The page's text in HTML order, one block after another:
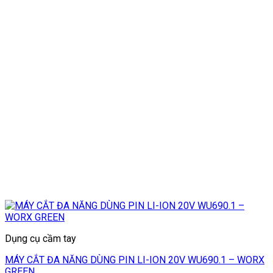
Dụng cụ cầm tay
MÁY CẮT ĐA NĂNG DÙNG PIN LI-ION 20V WU690.1 – WORX